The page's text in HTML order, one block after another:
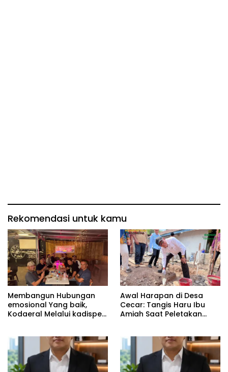
Rekomendasi untuk kamu
Membangun Hubungan
emosional Yang baik,
Kodaeral Melalui kadispen
tidak harus resmi Dengan
suasana Santai lebih
Dekat Dan Harmonis.
Awal Harapan di Desa
Cecar: Tangis Haru Ibu
Amiah Saat Peletakan